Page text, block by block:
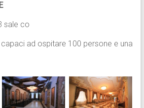
sale co
ad ospitare 100 persone e una